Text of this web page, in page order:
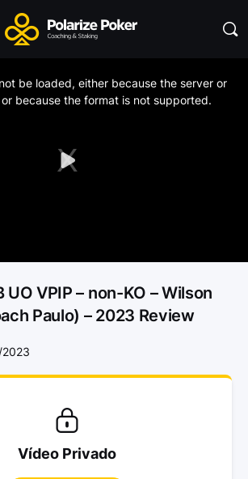
Play
be loaded, either because the server or
because the format is not supported.
UO VPIP – non-KO – Wilson
Paulo) – 2023 Review
Vídeo Privado